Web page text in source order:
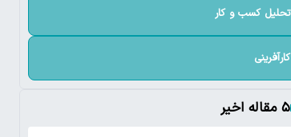
تحلیل کسب و کار
کارآفرینی
۵ مقاله اخیر